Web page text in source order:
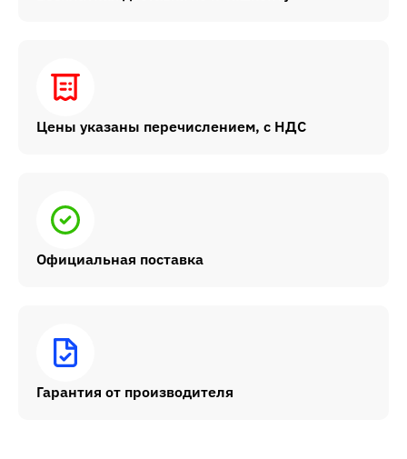
Цены указаны перечислением, с НДС
Официальная поставка
Гарантия от производителя